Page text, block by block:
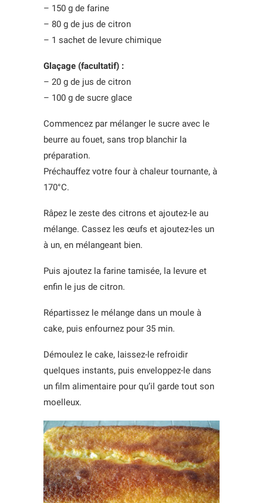
– 150 g de farine
– 80 g de jus de citron
– 1 sachet de levure chimique
Glaçage (facultatif) :
– 20 g de jus de citron
– 100 g de sucre glace
Commencez par mélanger le sucre avec le
beurre au fouet, sans trop blanchir la
préparation.
Préchauffez votre four à chaleur tournante, à
170°C.
Râpez le zeste des citrons et ajoutez-le au
mélange. Cassez les œufs et ajoutez-les un
à un, en mélangeant bien.
Puis ajoutez la farine tamisée, la levure et
enfin le jus de citron.
Répartissez le mélange dans un moule à
cake, puis enfournez pour 35 min.
Démoulez le cake, laissez-le refroidir
quelques instants, puis enveloppez-le dans
un film alimentaire pour qu’il garde tout son
moelleux.